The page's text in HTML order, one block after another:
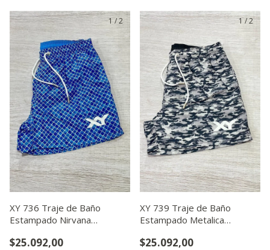
1/2
XY 736 Traje de Baño
Estampado Nirvana
$25.092,00
1/2
XY 739 Traje de Baño
Estampado Metalica
$25.092,00